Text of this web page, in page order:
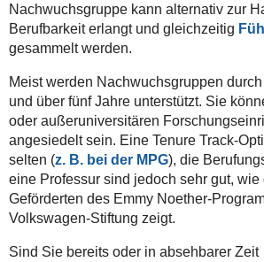
Nachwuchsgruppe kann alternativ zur
Berufbarkeit erlangt und gleichzeitig
gesammelt werden.
Meist werden Nachwuchsgruppen
und über fünf Jahre unterstützt. Sie
oder außeruniversitären
angesiedelt sein. Eine Tenure Track-
selten (z. B. bei der MPG), die
eine Professur sind jedoch sehr gut,
Geförderten des Emmy Noether-
Volkswagen-Stiftung zeigt.
Sind Sie bereits oder in absehbarer Zeit